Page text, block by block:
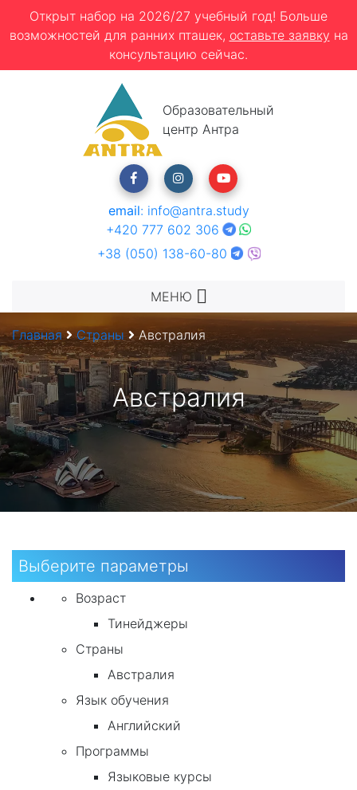
Открыт набор на 2026/27 учебный год! Больше
возможностей для ранних пташек, оставьте заявку на
консультацию сейчас.
Образовательный
центр Антра
email: info@antra.study
+420 777 602 306
+38 (050) 138-60-80
МЕНЮ
Главная Страны Австралия
Австралия
Выберите параметры
Возраст
Тинейджеры
Страны
Австралия
Язык обучения
Английский
Программы
Языковые курсы